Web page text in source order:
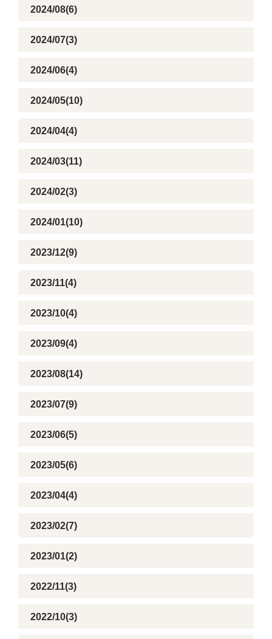
2024/08(6)
2024/07(3)
2024/06(4)
2024/05(10)
2024/04(4)
2024/03(11)
2024/02(3)
2024/01(10)
2023/12(9)
2023/11(4)
2023/10(4)
2023/09(4)
2023/08(14)
2023/07(9)
2023/06(5)
2023/05(6)
2023/04(4)
2023/02(7)
2023/01(2)
2022/11(3)
2022/10(3)